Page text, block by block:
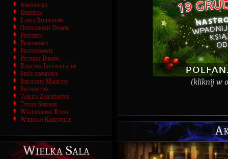
Absolwenci
Dyrekcja
Łowca Studentów
Opiekunowie Domów
Prefekci
Pracownicy
Profesorowie
Puchary Domów
Rankingi Indywidualne
Staże zawodowe
Szkolenie Magiczne
Świadectwa
Tablica Zasłużonych
Tytuły Szkolne
Weekendowe Kursy
Wiedza o Ramesville
Wielka Sala
(kliknij w